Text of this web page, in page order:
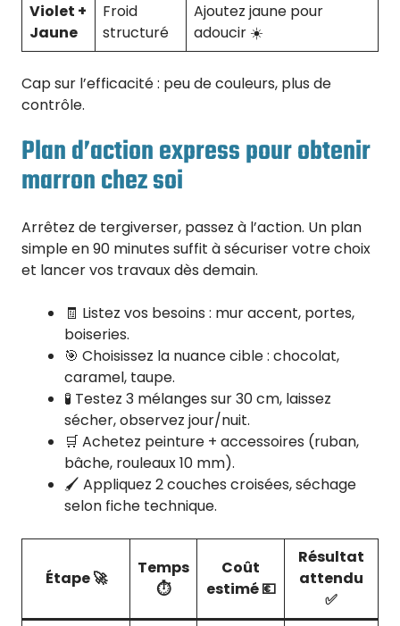
Violet +
Jaune
Froid
structuré
Ajoutez jaune pour
adoucir ☀️
Cap sur l’efficacité : peu de couleurs, plus de
contrôle.
Plan d’action express pour obtenir
marron chez soi
Arrêtez de tergiverser, passez à l’action. Un plan
simple en 90 minutes suffit à sécuriser votre choix
et lancer vos travaux dès demain.
🧾 Listez vos besoins : mur accent, portes,
boiseries.
🎯 Choisissez la nuance cible : chocolat,
caramel, taupe.
🧪 Testez 3 mélanges sur 30 cm, laissez
sécher, observez jour/nuit.
🛒 Achetez peinture + accessoires (ruban,
bâche, rouleaux 10 mm).
🖌️ Appliquez 2 couches croisées, séchage
selon fiche technique.
Étape 🚀
Temps
⏱️
Coût
estimé 💶
Résultat
attendu
✅